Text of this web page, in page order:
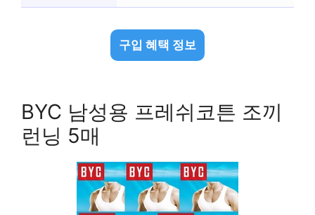
구입 혜택 정보
BYC 남성용 프레쉬코튼 조끼
런닝 5매